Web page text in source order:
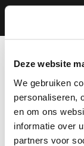
Deze website
We gebruiken
personaliseren,
en om ons
informatie over
partners voor